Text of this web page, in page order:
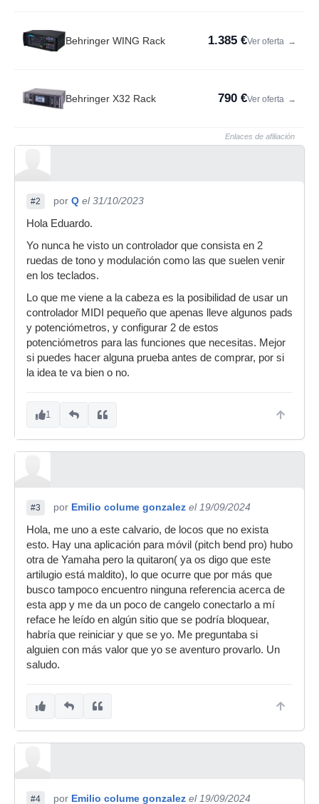
Behringer WING Rack 1.385 €Ver oferta →
Behringer X32 Rack 790 €Ver oferta →
Enlaces de afiliación
#2 por Q el 31/10/2023
Hola Eduardo.
Yo nunca he visto un controlador que consista en 2
ruedas de tono y modulación como las que suelen venir
en los teclados.
Lo que me viene a la cabeza es la posibilidad de usar un
controlador MIDI pequeño que apenas lleve algunos pads
y potenciómetros, y configurar 2 de estos
potenciómetros para las funciones que necesitas. Mejor
si puedes hacer alguna prueba antes de comprar, por si
la idea te va bien o no.
1
#3 por Emilio colume gonzalez el 19/09/2024
Hola, me uno a este calvario, de locos que no exista
esto. Hay una aplicación para móvil (pitch bend pro) hubo
otra de Yamaha pero la quitaron( ya os digo que este
artilugio está maldito), lo que ocurre que por más que
busco tampoco encuentro ninguna referencia acerca de
esta app y me da un poco de cangelo conectarlo a mí
reface he leído en algún sitio que se podría bloquear,
habría que reiniciar y que se yo. Me preguntaba si
alguien con más valor que yo se aventuro provarlo. Un
saludo.
#4 por Emilio colume gonzalez el 19/09/2024